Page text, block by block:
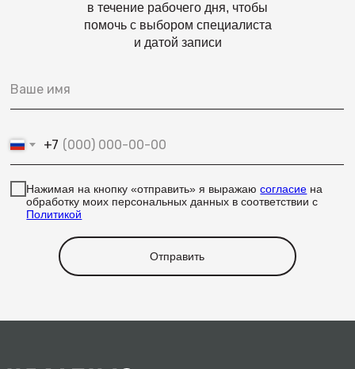
в течение рабочего дня, чтобы
помочь с выбором специалиста
и датой записи
+7
Нажимая на кнопку «отправить» я выражаюсогласие на
обработку моих персональных данных в соответствии с
Политикой
Отправить